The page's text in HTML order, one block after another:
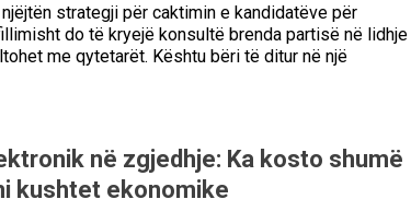
strategji për caktimin e kandidatëve për
do të kryejë konsultë brenda partisë në lidhje
me qytetarët. Kështu bëri të ditur në një
në zgjedhje: Ka kosto shumë
kushtet ekonomike